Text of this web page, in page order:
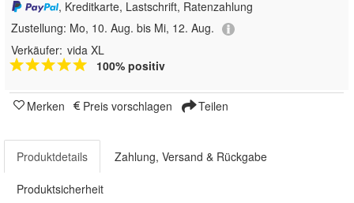
, Kreditkarte, Lastschrift, Ratenzahlung
Zustellung: Mo, 10. Aug. bis Mi, 12. Aug.
Verkäufer: vida XL
100% positiv
Merken Preis vorschlagen Teilen
Produktdetails Zahlung, Versand & Rückgabe
Produktsicherheit